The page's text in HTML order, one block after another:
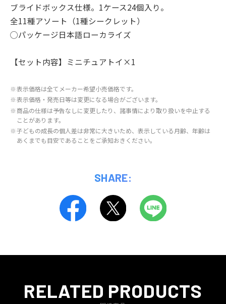
ブライドボックス仕様。1ケース24個入り。
全11種アソート（1種シークレット）
◯パッケージ日本語ローカライズ
【セット内容】ミニチュアトイ×1
※表示価格は全てメーカー希望小売価格です。
※表示価格・発売日等は変更になる場合がございます。
※商品の仕様は予告なしに変更したり、諸事情により取り扱いを中止する
ことがあります。
※子どもの成長の個人差は非常に大きいため、表示している月齢、年齢は
あくまでも目安であることをご承知おきください。
SHARE:
RELATED PRODUCTS